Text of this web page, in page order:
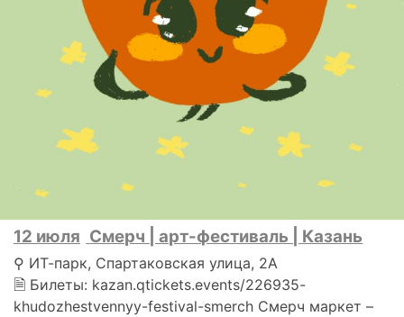
12 июля Смерч | арт-фестиваль | Казань
⚲ ИТ-парк, Спартаковская улица, 2А
🗎 Билеты: kazan.qtickets.events/226935-
khudozhestvennyy-festival-smerch Cмерч маркет –